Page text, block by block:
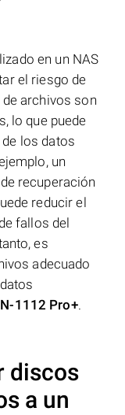
en un NAS
el riesgo de
archivos son
lo que puede
los datos
un
recuperación
reducir el
fallos del
es
adecuado
1112 Pro+.
discos
a un